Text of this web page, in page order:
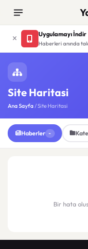
Uygulamayı İndir
Haberleri anında
Site Haritasi
Ana Sayfa / Site Haritasi
Haberler -
Bir hata